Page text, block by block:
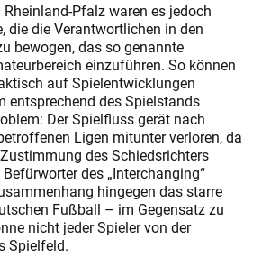
Rheinland-Pfalz waren es jedoch
die die Verantwortlichen in den
bewogen, das so genannte
einzuführen. So können
auf Spielentwicklungen
entsprechend des Spielstands
Der Spielfluss gerät nach
Ligen mitunter verloren, da
des Schiedsrichters
des „Interchanging“
hingegen das starre
Fußball – im Gegensatz zu
nicht jeder Spieler von der
Spielfeld.